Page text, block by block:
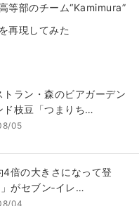
等部のチーム“Kamimura”
再現してみた
ラン・森のビアガーデン
ド枝豆「つまりち…
05
倍の大きさになって登
がセブン‐イレ…
04